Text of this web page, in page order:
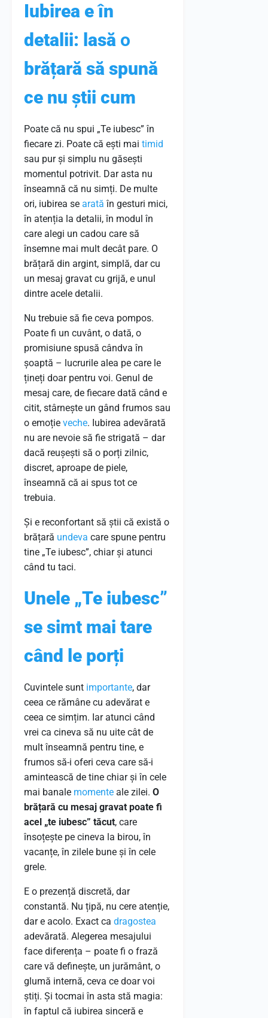
Iubirea e în
detalii: lasă o
brățară să spună
ce nu știi cum
Poate că nu spui „Te iubesc” în
fiecare zi. Poate că ești mai timid
sau pur și simplu nu găsești
momentul potrivit. Dar asta nu
înseamnă că nu simți. De multe
ori, iubirea se arată în gesturi mici,
în atenția la detalii, în modul în
care alegi un cadou care să
însemne mai mult decât pare. O
brățară din argint, simplă, dar cu
un mesaj gravat cu grijă, e unul
dintre acele detalii.
Nu trebuie să fie ceva pompos.
Poate fi un cuvânt, o dată, o
promisiune spusă cândva în
șoaptă – lucrurile alea pe care le
țineți doar pentru voi. Genul de
mesaj care, de fiecare dată când e
citit, stârnește un gând frumos sau
o emoție veche. Iubirea adevărată
nu are nevoie să fie strigată – dar
dacă reușești să o porți zilnic,
discret, aproape de piele,
înseamnă că ai spus tot ce
trebuia.
Și e reconfortant să știi că există o
brățară undeva care spune pentru
tine „Te iubesc”, chiar și atunci
când tu taci.
Unele „Te iubesc”
se simt mai tare
când le porți
Cuvintele sunt importante, dar
ceea ce rămâne cu adevărat e
ceea ce simțim. Iar atunci când
vrei ca cineva să nu uite cât de
mult înseamnă pentru tine, e
frumos să-i oferi ceva care să-i
amintească de tine chiar și în cele
mai banale momente ale zilei. O
brățară cu mesaj gravat poate fi
acel „te iubesc” tăcut, care
însoțește pe cineva la birou, în
vacanțe, în zilele bune și în cele
grele.
E o prezență discretă, dar
constantă. Nu țipă, nu cere atenție,
dar e acolo. Exact ca dragostea
adevărată. Alegerea mesajului
face diferența – poate fi o frază
care vă definește, un jurământ, o
glumă internă, ceva ce doar voi
știți. Și tocmai în asta stă magia:
în faptul că iubirea sinceră e